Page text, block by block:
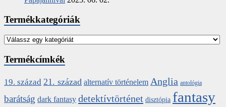
Termékkategóriák
Termékcímkék
19. század 21. század alternatív történelem Anglia antológia
barátság dark fantasy detektívtörténet disztópia fantasy